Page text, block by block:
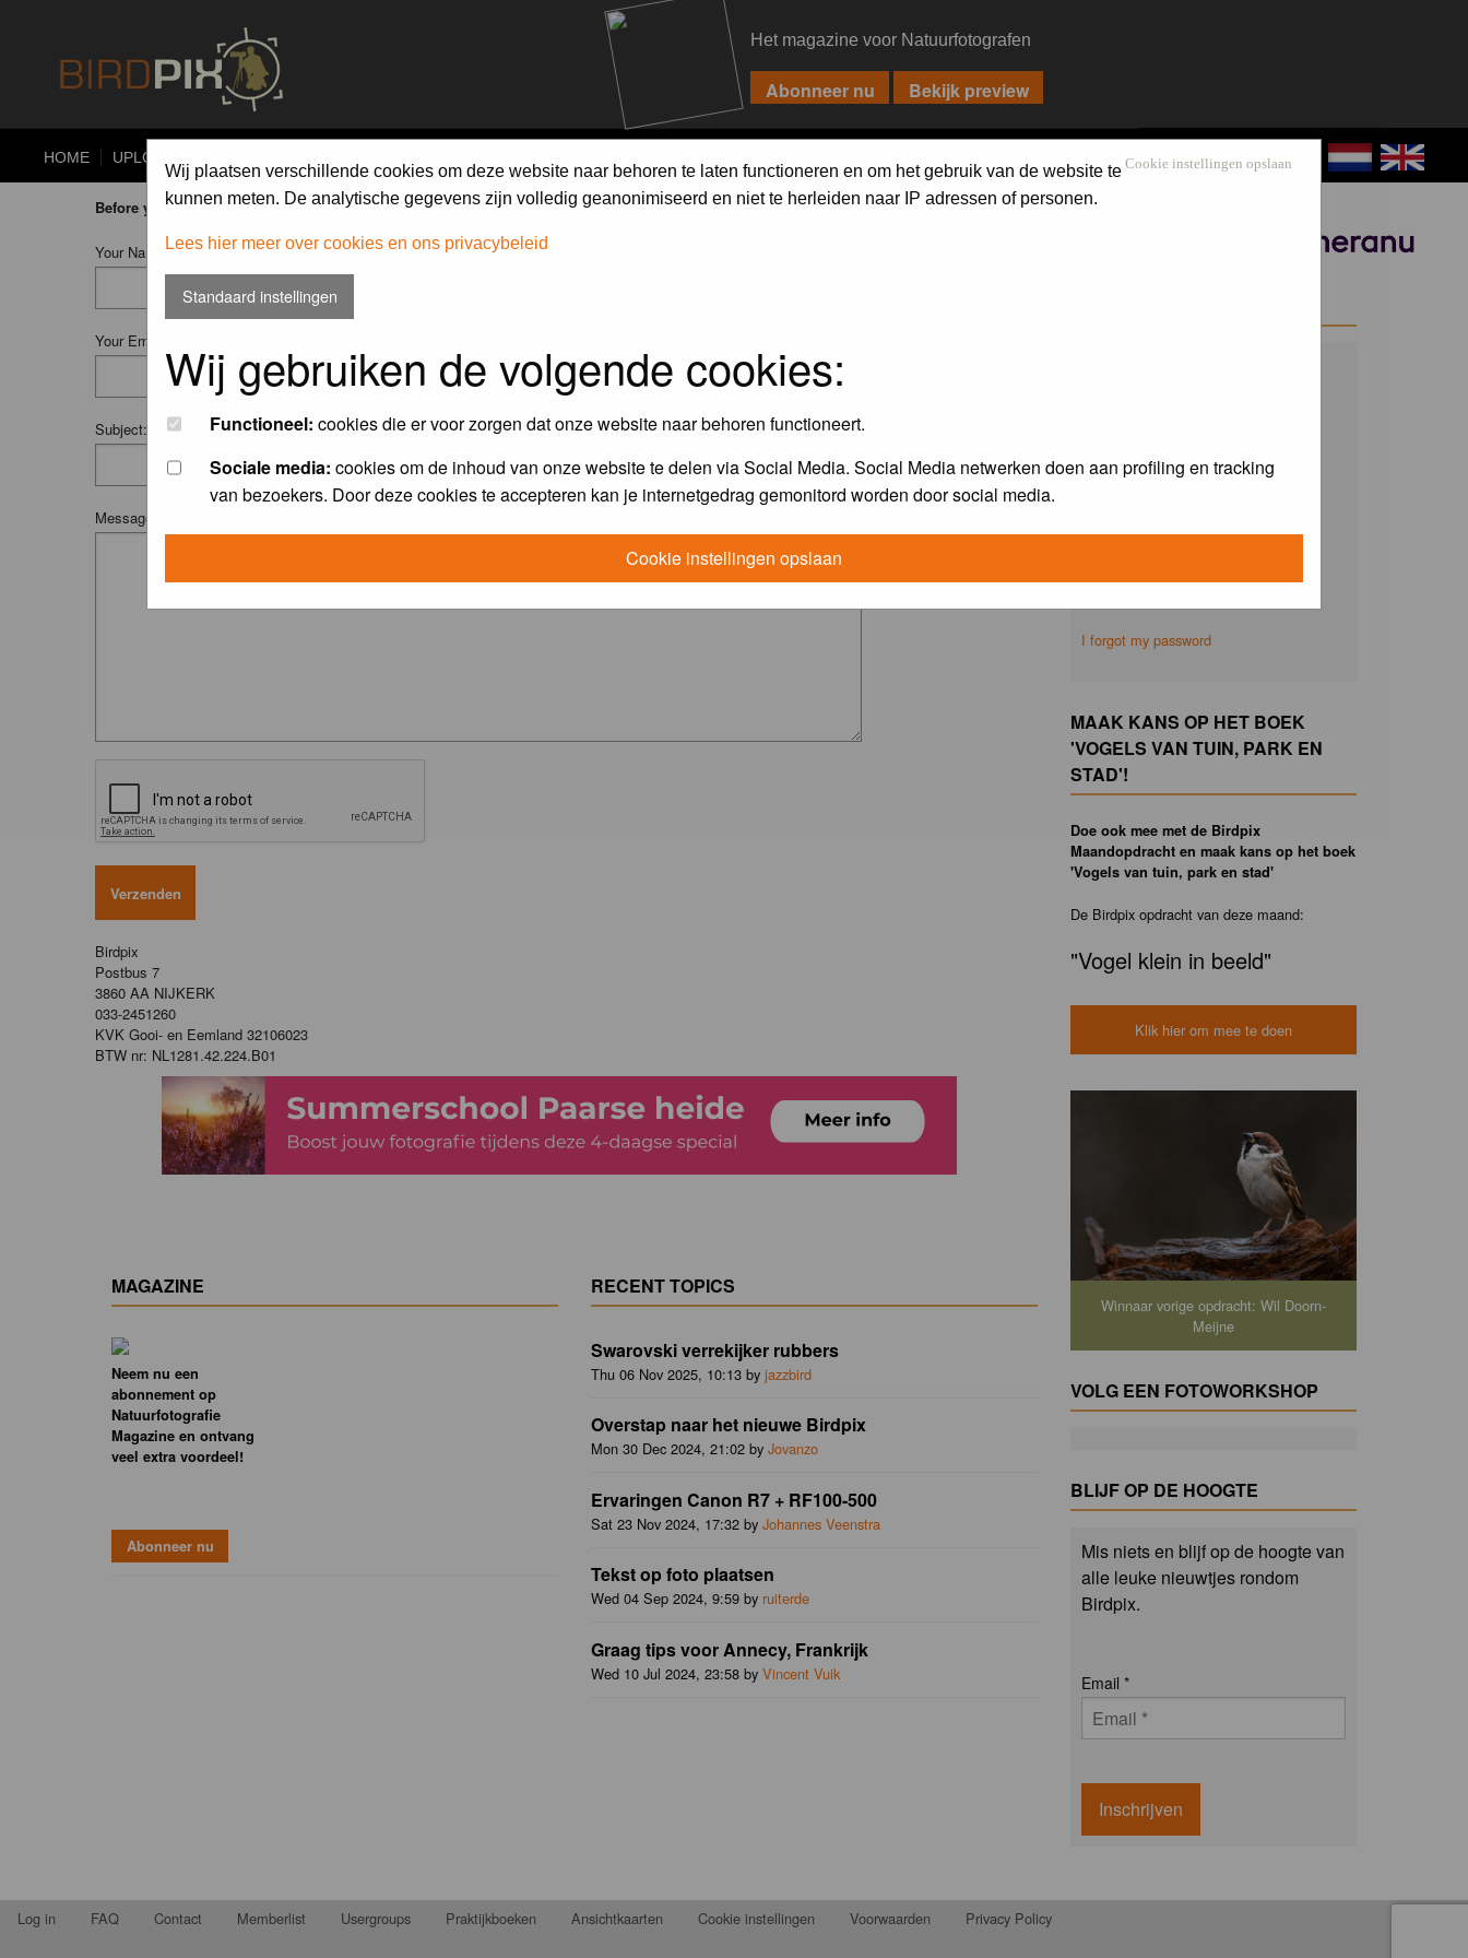
Het magazine voor Natuurfotografen
HOME UPLOAD Cookie instellingen opslaan
Wij plaatsen verschillende cookies om deze website naar behoren te laten functioneren en om het gebruik van de website te
kunnen meten. De analytische gegevens zijn volledig geanonimiseerd en niet te herleiden naar IP adressen of personen.
Lees hier meer over cookies en ons privacybeleid
Standaard instellingen
Wij gebruiken de volgende cookies:
Functioneel: cookies die er voor zorgen dat onze website naar behoren functioneert.
Sociale media: cookies om de inhoud van onze website te delen via Social Media. Social Media netwerken doen aan profiling en tracking
van bezoekers. Door deze cookies te accepteren kan je internetgedrag gemonitord worden door social media.
Cookie instellingen opslaan
Before you ask your question:pleaseread the FAQorsearch on the forum first.
Your Name (Fill in your username if you have one):
Your Email:
Subject:
Message:
Birdpix
Postbus 7
3860 AA NIJKERK
033-2451260
KVK Gooi- en Eemland 32106023
BTW nr: NL1281.42.224.B01
MAGAZINE
Neem nu een
abonnement op
Natuurfotografie
Magazine en ontvang
veel extra voordeel!
RECENT TOPICS
Swarovski verrekijker rubbers
Thu 06 Nov 2025, 10:13 by jazzbird
Overstap naar het nieuwe Birdpix
Mon 30 Dec 2024, 21:02 by Jovanzo
Ervaringen Canon R7 + RF100-500
Sat 23 Nov 2024, 17:32 by Johannes Veenstra
Tekst op foto plaatsen
Wed 04 Sep 2024, 9:59 by ruiterde
Graag tips voor Annecy, Frankrijk
Wed 10 Jul 2024, 23:58 by Vincent Vuik
I forgot my password
MAAK KANS OP HET BOEK
'VOGELS VAN TUIN, PARK EN
STAD'!
Doe ook mee met de Birdpix
Maandopdracht en maak kans op het boek
'Vogels van tuin, park en stad'
De Birdpix opdracht van deze maand:
"Vogel klein in beeld"
Klik hier om mee te doen
Winnaar vorige opdracht: Wil Doorn-
Meijne
VOLG EEN FOTOWORKSHOP
BLIJF OP DE HOOGTE
Mis niets en blijf op de hoogte van
alle leuke nieuwtjes rondom
Birdpix.
Email *
Inschrijven
Log in FAQ Contact Memberlist Usergroups Praktijkboeken Ansichtkaarten Cookie instellingen Voorwaarden Privacy Policy